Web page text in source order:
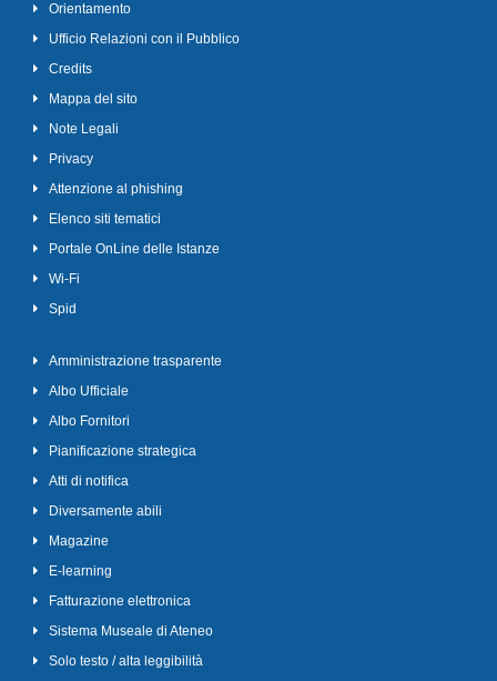
Orientamento
Ufficio Relazioni con il Pubblico
Credits
Mappa del sito
Note Legali
Privacy
Attenzione al phishing
Elenco siti tematici
Portale OnLine delle Istanze
Wi-Fi
Spid
Amministrazione trasparente
Albo Ufficiale
Albo Fornitori
Pianificazione strategica
Atti di notifica
Diversamente abili
Magazine
E-learning
Fatturazione elettronica
Sistema Museale di Ateneo
Solo testo / alta leggibilità